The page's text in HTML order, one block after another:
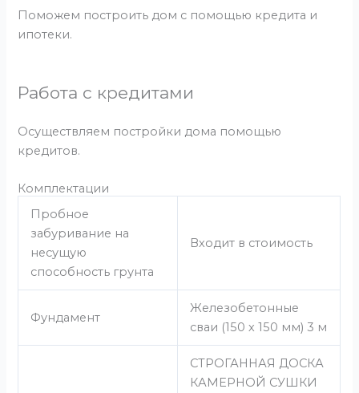
Поможем построить дом с помощью кредита и
ипотеки.
Работа с кредитами
Осуществляем постройки дома помощью
кредитов.
Комплектации
Пробное
забуривание на
несущую
способность грунта
Входит в стоимость
Фундамент
Железобетонные
сваи (150 х 150 мм) 3 м
СТРОГАННАЯ ДОСКА
КАМЕРНОЙ СУШКИ